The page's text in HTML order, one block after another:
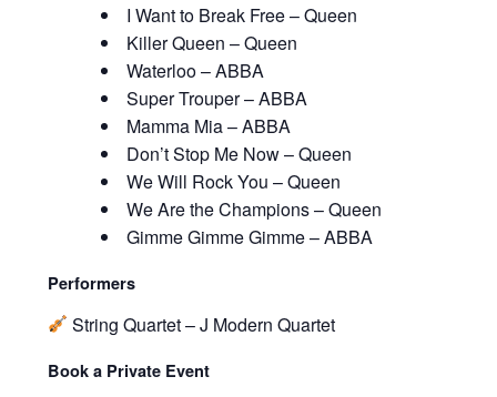
I Want to Break Free – Queen
Killer Queen – Queen
Waterloo – ABBA
Super Trouper – ABBA
Mamma Mia – ABBA
Don’t Stop Me Now – Queen
We Will Rock You – Queen
We Are the Champions – Queen
Gimme Gimme Gimme – ABBA
Performers
String Quartet – J Modern Quartet
Book a Private Event